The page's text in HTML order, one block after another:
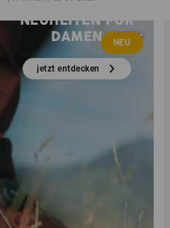
NEU
NEUHEITEN FÜR
DAMEN
jetzt entdecken